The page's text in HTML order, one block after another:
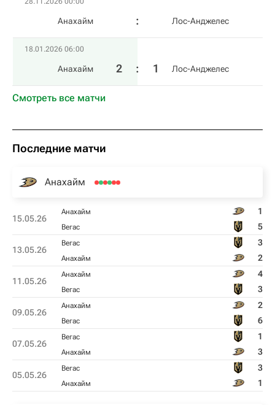
Анахайм Лос-Анджелес
18.01.2026 06:00
Анахайм 2 : 1 Лос-Анджелес
Смотреть все матчи
Последние матчи
Анахайм
15.05.26
Анахайм 1
Вегас 5
13.05.26
Вегас 3
Анахайм 2
11.05.26
Анахайм 4
Вегас 3
09.05.26
Анахайм 2
Вегас 6
07.05.26
Вегас 1
Анахайм 3
05.05.26
Вегас 3
Анахайм 1